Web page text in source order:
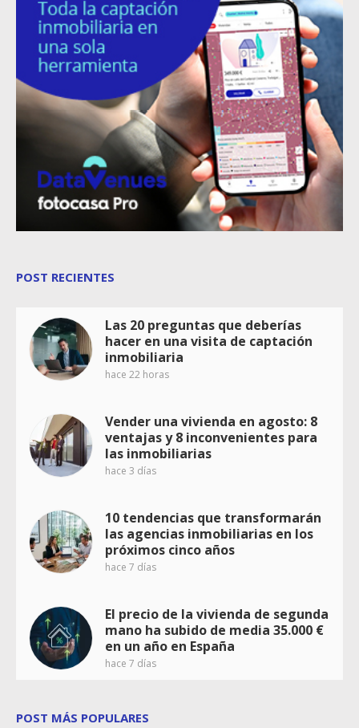
POST RECIENTES
Las 20 preguntas que deberías
hacer en una visita de captación
inmobiliaria
hace 22 horas
Vender una vivienda en agosto: 8
ventajas y 8 inconvenientes para
las inmobiliarias
hace 3 días
10 tendencias que transformarán
las agencias inmobiliarias en los
próximos cinco años
hace 7 días
El precio de la vivienda de segunda
mano ha subido de media 35.000 €
en un año en España
hace 7 días
POST MÁS POPULARES